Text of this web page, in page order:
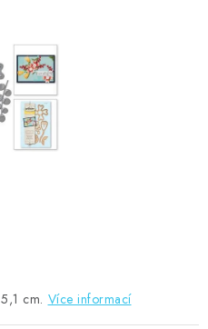
cm. Více informací